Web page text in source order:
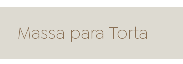
Massa para Torta